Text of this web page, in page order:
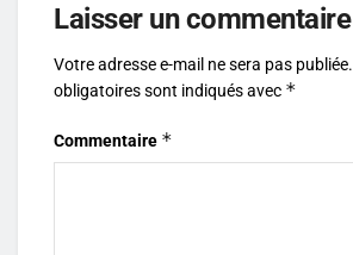
Laisser un commentaire
Votre adresse e-mail ne sera pas publiée.
obligatoires sont indiqués avec *
Commentaire *